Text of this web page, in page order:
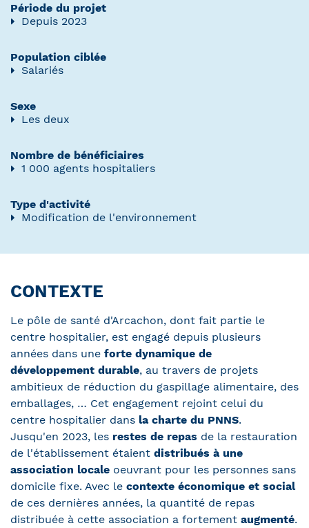
Période du projet
Depuis 2023
Population ciblée
Salariés
Sexe
Les deux
Nombre de bénéficiaires
1 000 agents hospitaliers
Type d'activité
Modification de l'environnement
CONTEXTE
Le pôle de santé d'Arcachon, dont fait partie le
centre hospitalier, est engagé depuis plusieurs
années dans une forte dynamique de
développement durable, au travers de projets
ambitieux de réduction du gaspillage alimentaire, des
emballages, … Cet engagement rejoint celui du
centre hospitalier dans la charte du PNNS.
Jusqu'en 2023, les restes de repas de la restauration
de l'établissement étaient distribués à une
association locale oeuvrant pour les personnes sans
domicile fixe. Avec le contexte économique et social
de ces dernières années, la quantité de repas
distribuée à cette association a fortement augmenté.